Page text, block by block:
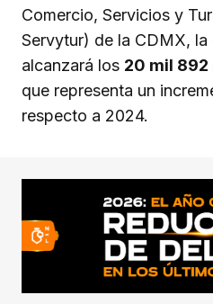
Comercio, Servicios y
Servytur) de la CDMX, la
alcanzará los 20 mil 892
que representa un
respecto a 2024.